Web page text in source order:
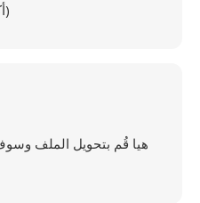
هيا قُم بتحويل الملف